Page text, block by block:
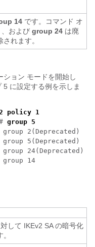
14 です。コマンド オ
、および group 24 は廃
れます。
ション モードを開始し
に設定する例を示しま
policy 1
group 5
2(Deprecated)
5(Deprecated)
24(Deprecated)
14
して IKEv2 SA の暗号化